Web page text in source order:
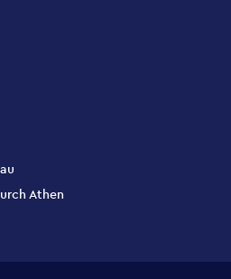
Athen